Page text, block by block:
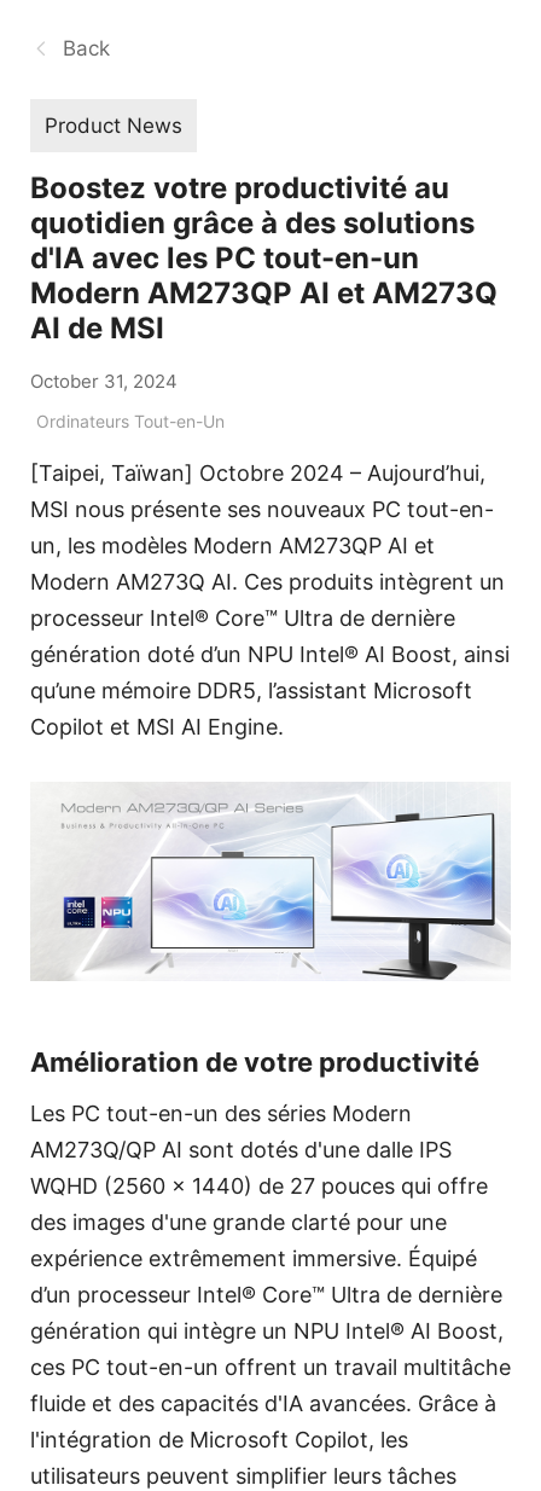
Back
Product News
Boostez votre productivité au
quotidien grâce à des solutions
d'IA avec les PC tout-en-un
Modern AM273QP AI et AM273Q
AI de MSI
October 31, 2024
Ordinateurs Tout-en-Un
[Taipei, Taïwan] Octobre 2024 – Aujourd’hui,
MSI nous présente ses nouveaux PC tout-en-
un, les modèles Modern AM273QP AI et
Modern AM273Q AI. Ces produits intègrent un
processeur Intel® Core™ Ultra de dernière
génération doté d’un NPU Intel® AI Boost, ainsi
qu’une mémoire DDR5, l’assistant Microsoft
Copilot et MSI AI Engine.
Amélioration de votre productivité
Les PC tout-en-un des séries Modern
AM273Q/QP AI sont dotés d'une dalle IPS
WQHD (2560 x 1440) de 27 pouces qui offre
des images d'une grande clarté pour une
expérience extrêmement immersive. Équipé
d’un processeur Intel® Core™ Ultra de dernière
génération qui intègre un NPU Intel® AI Boost,
ces PC tout-en-un offrent un travail multitâche
fluide et des capacités d'IA avancées. Grâce à
l'intégration de Microsoft Copilot, les
utilisateurs peuvent simplifier leurs tâches